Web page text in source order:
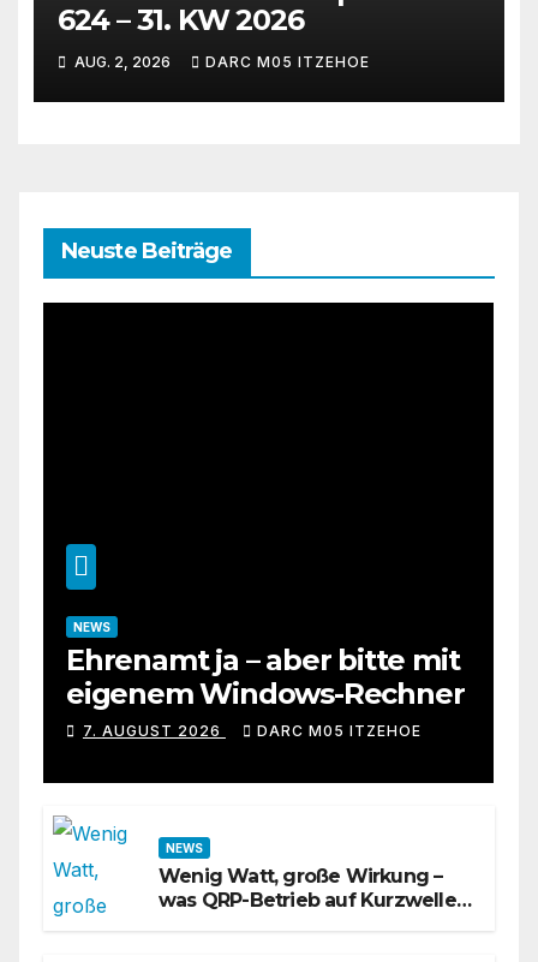
624 – 31. KW 2026
AUG. 2, 2026 DARC M05 ITZEHOE
Neuste Beiträge
NEWS
Ehrenamt ja – aber bitte mit
eigenem Windows-Rechner
7. AUGUST 2026 DARC M05 ITZEHOE
NEWS
Wenig Watt, große Wirkung –
was QRP-Betrieb auf Kurzwelle